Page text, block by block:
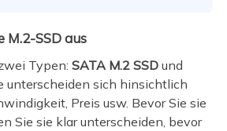
M.2-SSD aus
Typen: SATA M.2 SSDund
unterscheiden sich hinsichtlich
Preis usw. Bevor Sie sie
Sie sie klar unterscheiden, bevor